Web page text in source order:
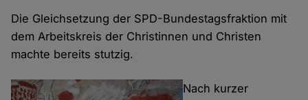
Die Gleichsetzung der SPD-Bundestagsfraktion mit
dem Arbeitskreis der Christinnen und Christen
machte bereits stutzig.
Nach kurzer